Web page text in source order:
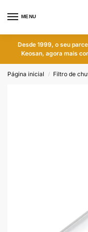
MENU
Desde 1999, o seu
Keosan, agora mais
Página inicial / Filtro de